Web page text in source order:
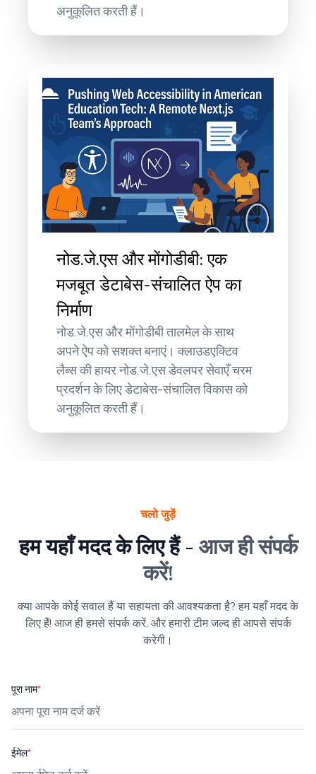
अनुकूलित करती हैं।
नोड.जे.एस और मोंगोडीबी: एक
मजबूत डेटाबेस-संचालित ऐप का
निर्माण
नोड.जे.एस और मोंगोडीबी तालमेल के साथ
अपने ऐप को सशक्त बनाएं। क्लाउडएक्टिव
लैब्स की हायर नोड.जे.एस डेवलपर सेवाएँ चरम
प्रदर्शन के लिए डेटाबेस-संचालित विकास को
अनुकूलित करती हैं।
चलो जुड़ें
हम यहाँ मदद के लिए हैं - आज ही संपर्क
करें!
क्या आपके कोई सवाल हैं या सहायता की आवश्यकता है? हम यहाँ मदद के
लिए हैं! आज ही हमसे संपर्क करें, और हमारी टीम जल्द ही आपसे संपर्क
करेगी।
पूरा नाम*
ईमेल*